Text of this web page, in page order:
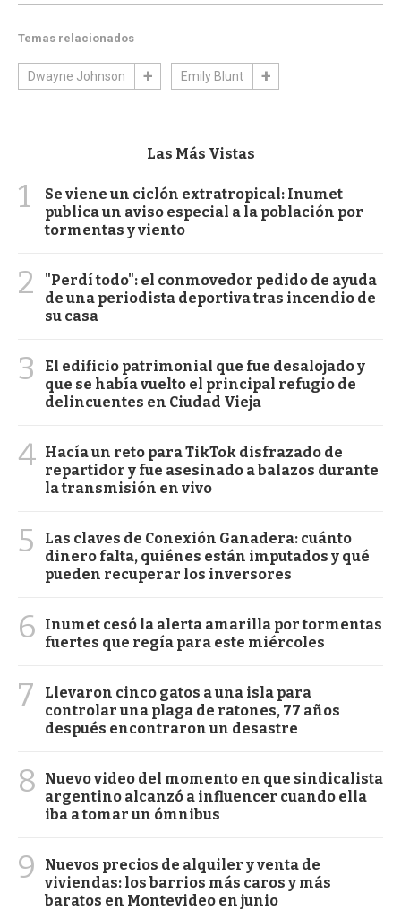
Temas relacionados
Dwayne Johnson Emily Blunt
Las Más Vistas
1
Se viene un ciclón extratropical: Inumet
publica un aviso especial a la población por
tormentas y viento
2
"Perdí todo": el conmovedor pedido de ayuda
de una periodista deportiva tras incendio de
su casa
3
El edificio patrimonial que fue desalojado y
que se había vuelto el principal refugio de
delincuentes en Ciudad Vieja
4 Hacía un reto para TikTok disfrazado de
repartidor y fue asesinado a balazos durante
la transmisión en vivo
5
Las claves de Conexión Ganadera: cuánto
dinero falta, quiénes están imputados y qué
pueden recuperar los inversores
6
Inumet cesó la alerta amarilla por tormentas
fuertes que regía para este miércoles
7
Llevaron cinco gatos a una isla para
controlar una plaga de ratones, 77 años
después encontraron un desastre
8
Nuevo video del momento en que sindicalista
argentino alcanzó a influencer cuando ella
iba a tomar un ómnibus
9
Nuevos precios de alquiler y venta de
viviendas: los barrios más caros y más
baratos en Montevideo en junio